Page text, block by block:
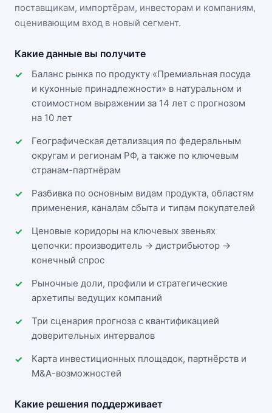
поставщикам, импортёрам, инвесторам и компаниям,
оценивающим вход в новый сегмент.
Какие данные вы получите
Баланс рынка по продукту «Премиальная посуда
и кухонные принадлежности» в натуральном и
стоимостном выражении за 14 лет с прогнозом
на 10 лет
Географическая детализация по федеральным
округам и регионам РФ, а также по ключевым
странам-партнёрам
Разбивка по основным видам продукта, областям
применения, каналам сбыта и типам покупателей
Ценовые коридоры на ключевых звеньях
цепочки: производитель → дистрибьютор →
конечный спрос
Рыночные доли, профили и стратегические
архетипы ведущих компаний
Три сценария прогноза с квантификацией
доверительных интервалов
Карта инвестиционных площадок, партнёрств и
M&A-возможностей
Какие решения поддерживает